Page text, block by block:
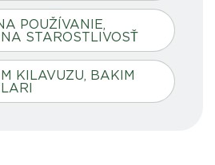
POUŽÍVANIE,
STAROSTLIVOSŤ
KILAVUZU, BAKIM